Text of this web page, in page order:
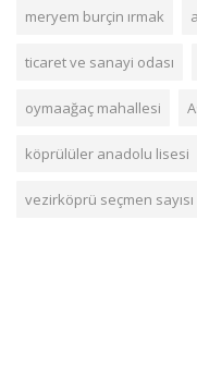
meryem burçin ırmak
ticaret ve sanayi odası
oymaağaç mahallesi
köprülüler anadolu lisesi
vezirköprü seçmen sayısı